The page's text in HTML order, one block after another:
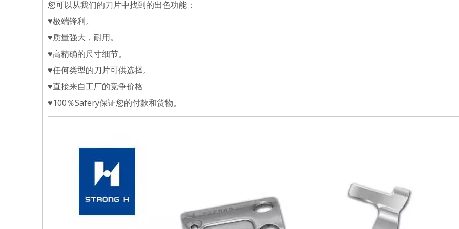
您可以从我们的刀片中找到的出色功能：
♥极端锋利。
♥质量强大，耐用。
♥高精确的尺寸细节。
♥任何类型的刀片可供选择。
♥直接来自工厂的竞争价格
♥100％Safery保证您的付款和货物。